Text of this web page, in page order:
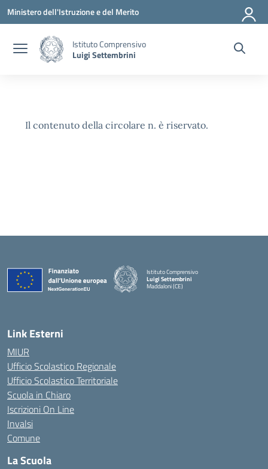
Vai ai contenuti
Vai al menu di navigazione
Vai al footer
Ministero dell'Istruzione e del Merito
Istituto Comprensivo
Luigi Settembrini
Il contenuto della circolare n. è riservato.
Istituto Comprensivo
Luigi Settembrini
Maddaloni (CE)
Link Esterni
MIUR
Ufficio Scolastico Regionale
Ufficio Scolastico Territoriale
Scuola in Chiaro
Iscrizioni On Line
Invalsi
Comune
La Scuola